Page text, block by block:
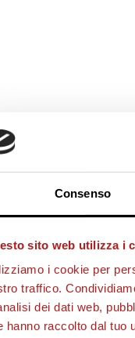
Consenso
sito web utilizza i
i cookie per
traffico.
dei dati web,
hanno raccolto dal tuo